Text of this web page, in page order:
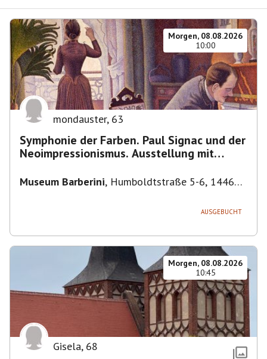
Morgen, 08.08.2026
10:00
mondauster, 63
Symphonie der Farben. Paul Signac und der
Neoimpressionismus. Ausstellung mit
Museum Barberini, Humboldtstraße 5-6, 14467
AUSGEBUCHT
Morgen, 08.08.2026
10:45
Gisela, 68